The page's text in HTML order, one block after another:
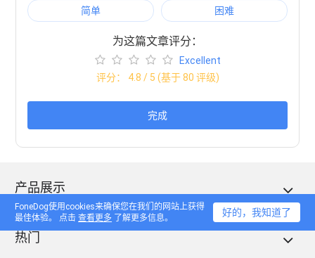
简单 困难
为这篇文章评分：
Excellent
评分： 4.8 / 5 (基于80 评级)
完成
产品展示
热门
FoneDog使用cookies来确保您在我们的网站上获得
最佳体验。 点击查看更多 了解更多信息。 好的，我知道了